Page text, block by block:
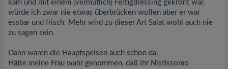
kam und mit einem (vermutlich) Fertigdressing gekrönt war,
würde ich zwar nie etwas überbrücken wollen aber er war
essbar und frisch. Mehr wird zu dieser Art Salat wohl auch nie
zu sagen sein.
Dann waren die Hauptspeisen auch schon da.
Hätte meine Frau wahr genommen, daß ihr Nistissomo